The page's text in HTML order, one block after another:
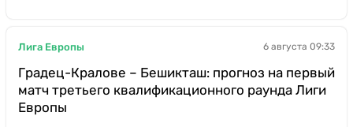
Лига Европы 6 августа 09:33
Градец-Кралове – Бешикташ: прогноз на первый
матч третьего квалификационного раунда Лиги
Европы